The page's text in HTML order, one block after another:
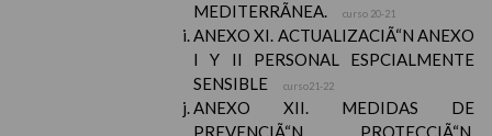
MEDITERRÃNEA.
curso 20-21
ANEXO XI. ACTUALIZACIÃ“N ANEXO
I Y II PERSONAL ESPCIALMENTE
SENSIBLE
curso21-22
ANEXO XII. MEDIDAS DE
PREVENCIÃ“N, PROTECCIÃ“N,